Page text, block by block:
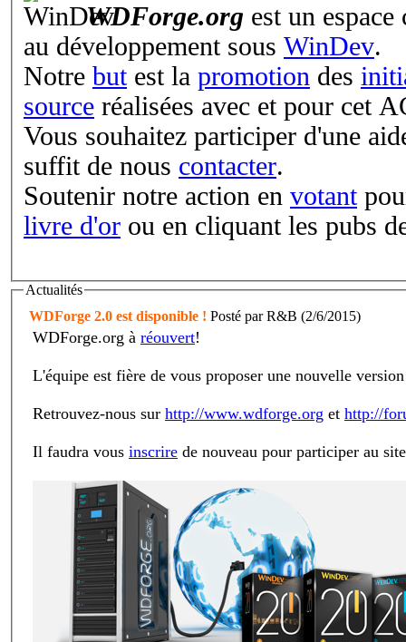
WDForge.org est un
au développement sous WinDev.
Notre butest la promotion des
source réalisées avec et pour cet
Vous souhaitez participer d'une
suffit de nous contacter.
Soutenir notre action en votant
livre d'or ou en cliquant les pubs
Actualités
WDForge 2.0 est disponible !
Posté par R&B (2/6/2015)
WDForge.org à réouvert!
L'équipe est fière de vous proposer une nouvelle
Retrouvez-nous sur http://www.wdforge.org et http://
Il faudra vous inscrire de nouveau pour participer au